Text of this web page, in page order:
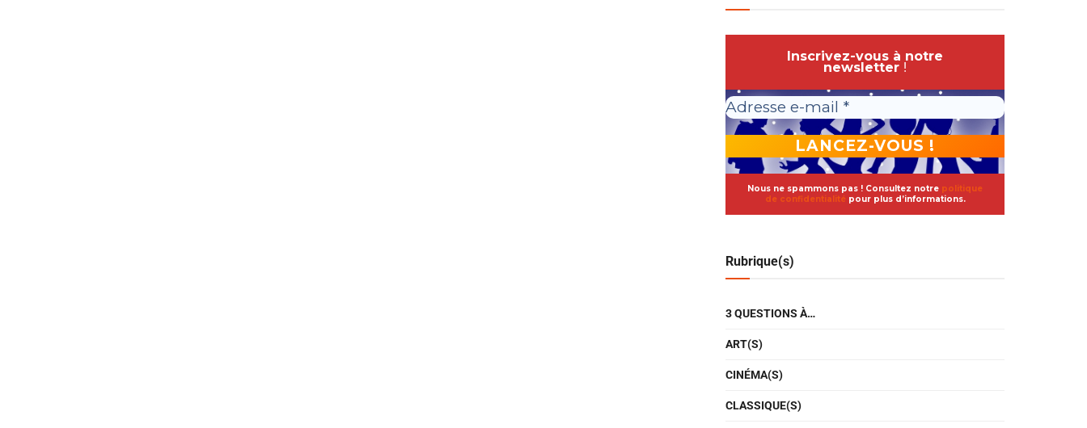
Inscrivez-vous à notre
newsletter !
Nous ne spammons pas ! Consultez notre politique
de confidentialité pour plus d’informations.
Rubrique(s)
3 QUESTIONS À…
ART(S)
CINÉMA(S)
CLASSIQUE(S)